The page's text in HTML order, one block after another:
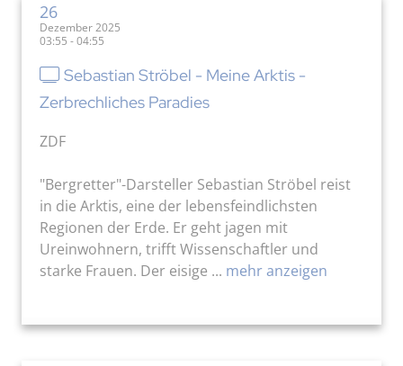
26
Dezember 2025
03:55 - 04:55
Sebastian Ströbel - Meine Arktis -
Zerbrechliches Paradies
ZDF
"Bergretter"-Darsteller Sebastian Ströbel reist
in die Arktis, eine der lebensfeindlichsten
Regionen der Erde. Er geht jagen mit
Ureinwohnern, trifft Wissenschaftler und
starke Frauen. Der eisige ... mehr anzeigen